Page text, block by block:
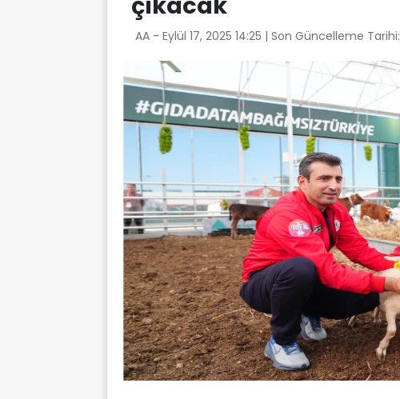
AA - Eylül 17, 2025 14:25 | Son Güncelleme Tarihi: